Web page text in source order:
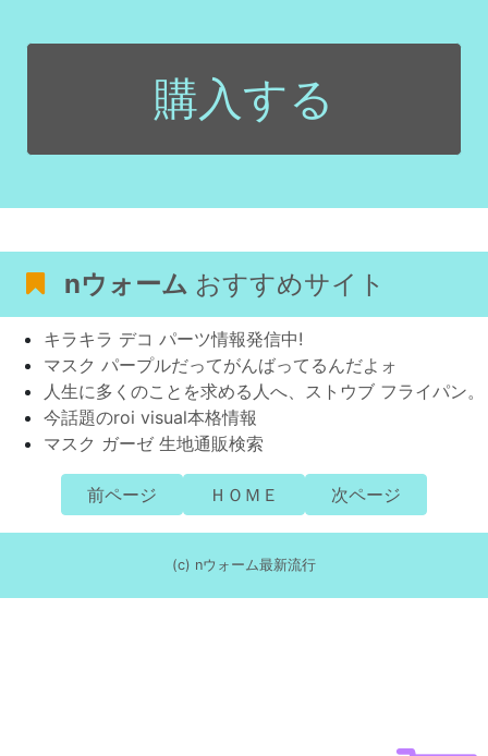
購入する
nウォーム おすすめサイト
キラキラ デコ パーツ情報発信中!
マスク パープルだってがんばってるんだよォ
人生に多くのことを求める人へ、ストウブ フライパン。
今話題のroi visual本格情報
マスク ガーゼ 生地通販検索
前ページ ＨＯＭＥ 次ページ
(c) nウォーム最新流行